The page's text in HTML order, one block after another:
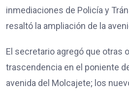
inmediaciones de Policía y
resaltó la ampliación de la
El secretario agregó que otras
trascendencia en el poniente
avenida del Molcajete; los